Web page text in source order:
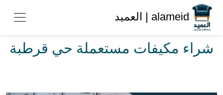
شراء مكيفات مستعملة حي قرطبة